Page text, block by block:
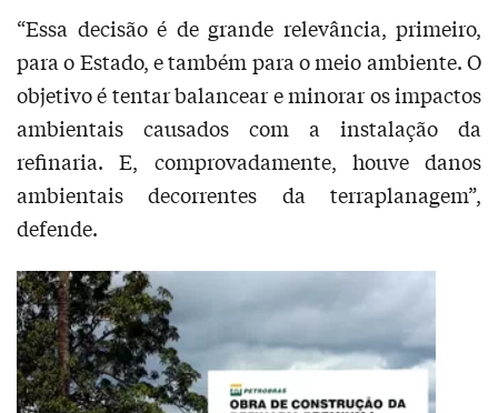
“Essa decisão é de grande relevância, primeiro,
para o Estado, e também para o meio ambiente. O
objetivo é tentar balancear e minorar os impactos
ambientais causados com a instalação da
refinaria. E, comprovadamente, houve danos
ambientais decorrentes da terraplanagem”,
defende.